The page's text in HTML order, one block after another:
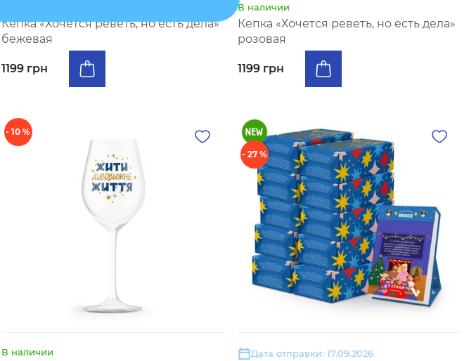
Кепка «Хочется реветь, но есть дела»
бежевая
1199 грн
В наличии
Кепка «Хочется реветь, но есть дела»
розовая
1199 грн
- 10 %
В наличии
- 27 %
Дата отправки: 17.09.2026